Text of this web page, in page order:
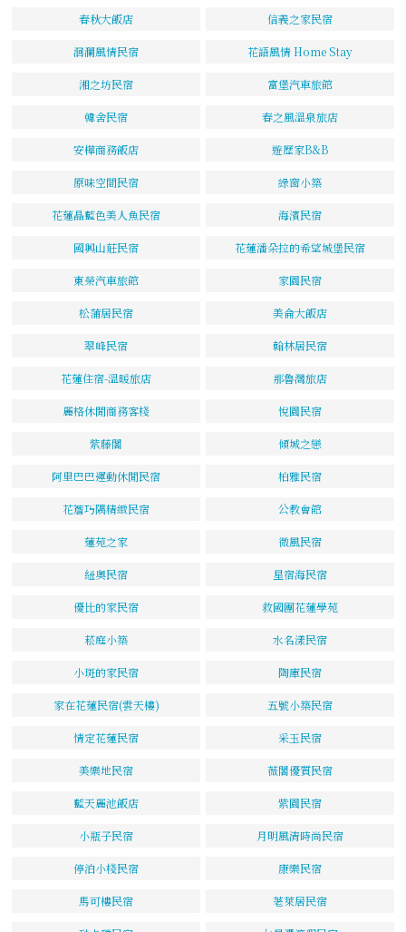
春秋大飯店 信義之家民宿
洄瀾風情民宿 花語風情 Home Stay
湘之坊民宿 富堡汽車旅館
韓舍民宿 春之風溫泉旅店
安樺商務飯店 遊歷家B&B
原味空間民宿 綠窗小築
花蓮晶藍色美人魚民宿 海濱民宿
國興山莊民宿 花蓮潘朵拉的希望城堡民宿
東榮汽車旅館 家園民宿
松蒲居民宿 美侖大飯店
翠峰民宿 翰林居民宿
花蓮住宿-溫暖旅店 那魯灣旅店
麗格休閒商務客棧 悅園民宿
紫藤閣 傾城之戀
阿里巴巴運動休閒民宿 柏雅民宿
花簷巧隅精緻民宿 公教會館
蓮苑之家 微風民宿
紐奧民宿 星宿海民宿
優比的家民宿 救國團花蓮學苑
菘庭小築 水名漾民宿
小斑的家民宿 陶庫民宿
家在花蓮民宿(雲天樓) 五號小築民宿
情定花蓮民宿 采玉民宿
美樂地民宿 薇閣優質民宿
藍天麗池飯店 紫園民宿
小瓶子民宿 月明風清時尚民宿
停泊小棧民宿 康樂民宿
馬可樓民宿 荖萊居民宿